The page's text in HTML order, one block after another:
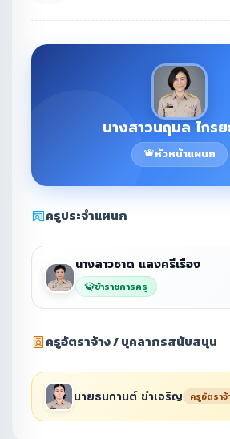
นางสาวนฤมล ไกรย
หัวหน้าแผนก
ครูประจำแผนก
นางสาวชาด แสงศรีเรือง
ข้าราชการครู
ครูอัตราจ้าง / บุคลากรสนับสนุน
นายธนกานต์ ขำเจริญ ครูอัตราจ้